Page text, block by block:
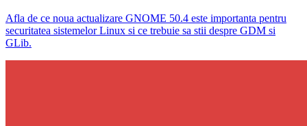
Afla de ce noua actualizare GNOME 50.4 este importanta pentru
securitatea sistemelor Linux si ce trebuie sa stii despre GDM si
GLib.